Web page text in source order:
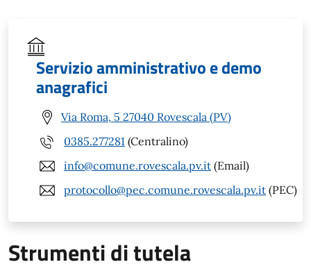
Servizio amministrativo e demo
anagrafici
Via Roma, 5 27040 Rovescala (PV)
0385.277281 (Centralino)
info@comune.rovescala.pv.it (Email)
protocollo@pec.comune.rovescala.pv.it (PEC)
Strumenti di tutela